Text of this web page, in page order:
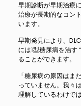
早期診断が早期治療
治療が長期的なコン
います。
早期発見により、
には1型糖尿病を治
ることができます。
「糖尿病の原因はま
っていません。我々
理解しているわけで